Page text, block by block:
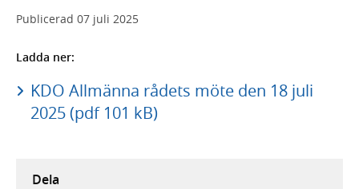
Publicerad 07 juli 2025
Ladda ner:
KDO Allmänna rådets möte den 18 juli
2025 (pdf 101 kB)
Dela